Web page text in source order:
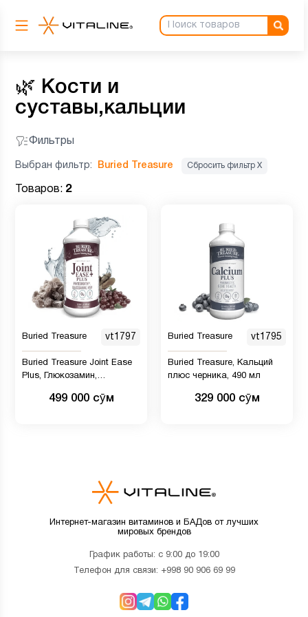
🌿 Кости и
суставы,кальции
Фильтры
Выбран фильтр: Buried Treasure Сбросить фильтр Х
Товаров: 2
Buried Treasure vt1797
Buried Treasure Joint Ease
Plus, Глюкозамин,
куркумой, Добавка для
499 000 сӯм
Buried Treasure vt1795
Buried Treasure, Кальций
плюс черника, 490 мл
329 000 сӯм
Интернет-магазин витаминов и БАДов от лучших
мировых брендов
График работы: с 9:00 до 19:00
Телефон для связи: +998 90 906 69 99